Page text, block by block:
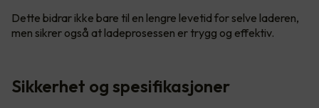
Dette bidrar ikke bare til en lengre levetid for selve laderen,
men sikrer også at ladeprosessen er trygg og effektiv.
Sikkerhet og spesifikasjoner